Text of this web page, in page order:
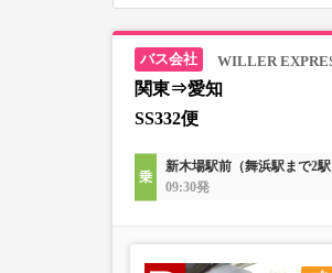
WILLER
関東⇒愛知
SS332便
新木場駅前（舞浜駅まで2駅
09:30発